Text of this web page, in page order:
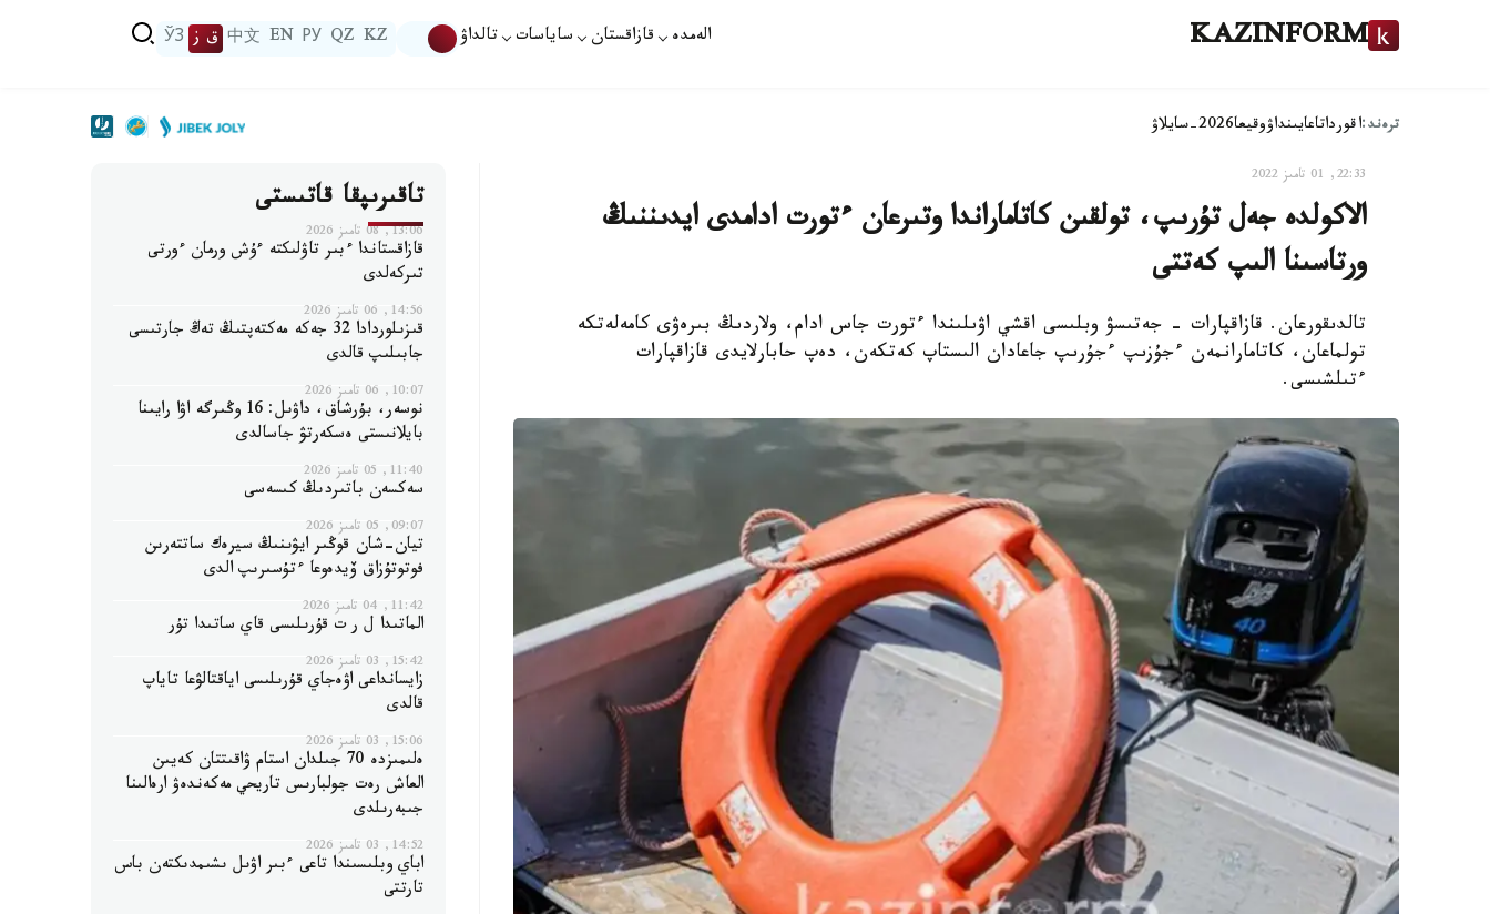
KAZINFORM الەمدە قازاقستان ساياسات تالداۋ KZ
QZ
РУ
EN
中文 ق ز ЎЗ
ترەند:اقورداتاعايىنداۋوقيعا2026-سايلاۋ
22:33, 01 تامىز 2022
الاكولدە جەل تۇرىپ، تولقىن كاتاماراندا وتىرعان ءتورت ادامدى ايدىننىڭ
ورتاسىنا الىپ كەتتى
تالدىقورعان. قازاقپارات - جەتىسۋ وبلىسى اقشي اۋىلىندا ءتورت جاس ادام، ولاردىڭ بىرەۋى كامەلەتكە
تولماعان، كاتامارانمەن ءجۇزىپ ءجۇرىپ جاعادان الىستاپ كەتكەن، دەپ حابارلايدى قازاقپارات
ءتىلشىسى.
تاقىرىپقا قاتىستى
13:06, 08 تامىز 2026
قازاقستاندا ءبىر تاۋلىكتە ءۇش ورمان ءورتى
تىركەلدى
14:56, 06 تامىز 2026
قىزىلوردادا 32 جەكە مەكتەپتىڭ تەڭ جارتىسى
جابىلىپ قالدى
10:07, 06 تامىز 2026
نوسەر، بۇرشاق، داۋىل: 16 وڭىرگە اۋا رايىنا
بايلانىستى ەسكەرتۋ جاسالدى
11:40, 05 تامىز 2026
سەكسەن باتىردىڭ كىسەسى
09:07, 05 تامىز 2026
تيان-شان قوڭىر ايۋىنىڭ سيرەك ساتتەرىن
فوتوتۇزاق ۆيدەوعا ءتۇسىرىپ الدى
11:42, 04 تامىز 2026
الماتىدا ل ر ت قۇرىلىسى قاي ساتىدا تۇر
15:42, 03 تامىز 2026
زايسانداعى اۋەجاي قۇرىلىسى اياقتالۋعا تاياپ
قالدى
15:06, 03 تامىز 2026
ەلىمىزدە 70 جىلدان استام ۋاقىتتان كەيىن
العاش رەت جولبارىس تاريحي مەكەندەۋ ارەالىنا
جىبەرىلدى
14:52, 03 تامىز 2026
اباي وبلىسىندا تاعى ءبىر اۋىل ىشىمدىكتەن باس
تارتتى